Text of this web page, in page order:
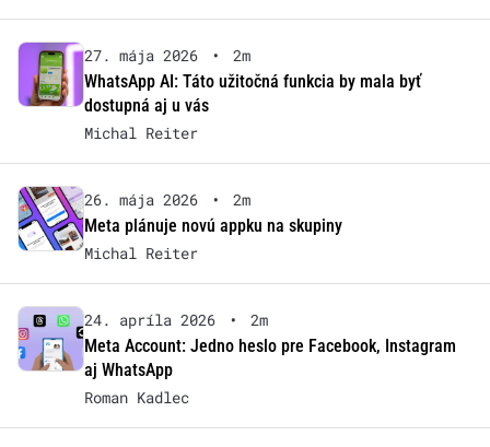
27. mája 2026 •
2m
WhatsApp AI: Táto užitočná funkcia by mala byť
dostupná aj u vás
Michal Reiter
26. mája 2026 •
2m
Meta plánuje novú appku na skupiny
Michal Reiter
24. apríla 2026 •
2m
Meta Account: Jedno heslo pre Facebook, Instagram
aj WhatsApp
Roman Kadlec